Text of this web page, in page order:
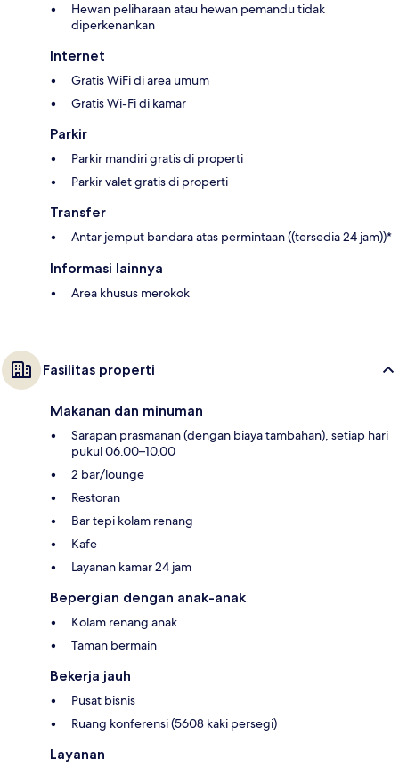
Hewan peliharaan atau hewan pemandu tidak
diperkenankan
Internet
Gratis WiFi di area umum
Gratis Wi-Fi di kamar
Parkir
Parkir mandiri gratis di properti
Parkir valet gratis di properti
Transfer
Antar jemput bandara atas permintaan ((tersedia 24 jam))*
Informasi lainnya
Area khusus merokok
Fasilitas properti
Makanan dan minuman
Sarapan prasmanan (dengan biaya tambahan), setiap hari
pukul 06.00–10.00
2 bar/lounge
Restoran
Bar tepi kolam renang
Kafe
Layanan kamar 24 jam
Bepergian dengan anak-anak
Kolam renang anak
Taman bermain
Bekerja jauh
Pusat bisnis
Ruang konferensi (5608 kaki persegi)
Layanan